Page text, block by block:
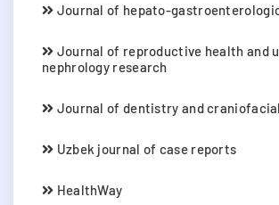
Journal of hepato-
Journal of reproductive health and
nephrology research
Journal of dentistry and
Uzbek journal of case reports
HealthWay